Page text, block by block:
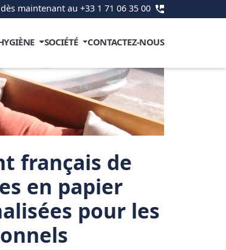
maintenant au +33 1 71 06 35 00
SOCIÉTÉ CONTACTEZ-NOUS
français de
en papier
pour les